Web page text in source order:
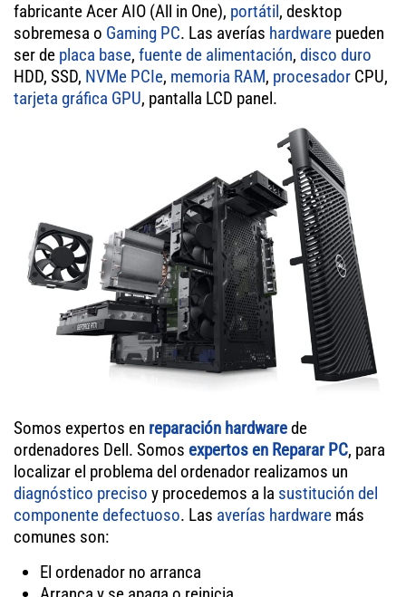
fabricante Acer AIO (All in One), portátil, desktop
sobremesa o Gaming PC. Las averías hardware pueden
ser de placa base, fuente de alimentación, disco duro
HDD, SSD, NVMe PCIe, memoria RAM, procesador CPU,
tarjeta gráfica GPU, pantalla LCD panel.
Somos expertos en reparación hardwarede
ordenadores Dell. Somos expertos en Reparar PC, para
localizar el problema del ordenador realizamos un
diagnóstico preciso y procedemos a la sustitución del
componente defectuoso. Las averías hardware más
comunes son:
El ordenador no arranca